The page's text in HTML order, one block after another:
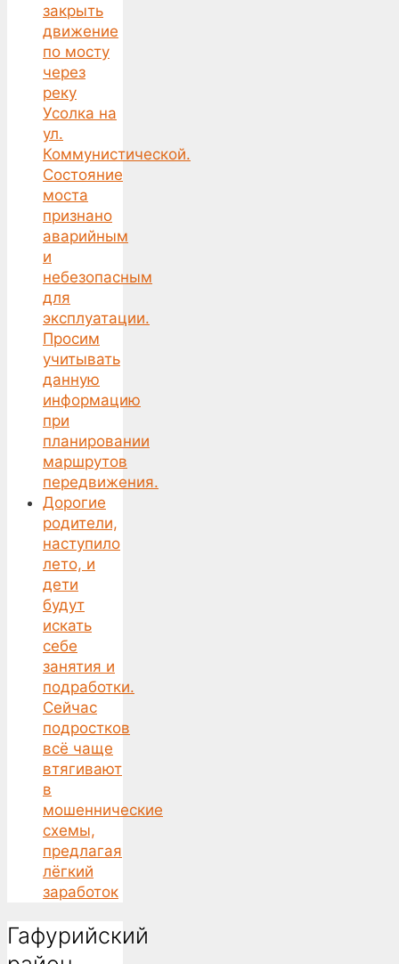
закрыть
движение
по мосту
через
реку
Усолка на
ул.
Коммунистической.
Состояние
моста
признано
аварийным
и
небезопасным
для
эксплуатации.
Просим
учитывать
данную
информацию
при
планировании
маршрутов
передвижения.
Дорогие
родители,
наступило
лето, и
дети
будут
искать
себе
занятия и
подработки.
Сейчас
подростков
всё чаще
втягивают
в
мошеннические
схемы,
предлагая
лёгкий
заработок
Гафурийский